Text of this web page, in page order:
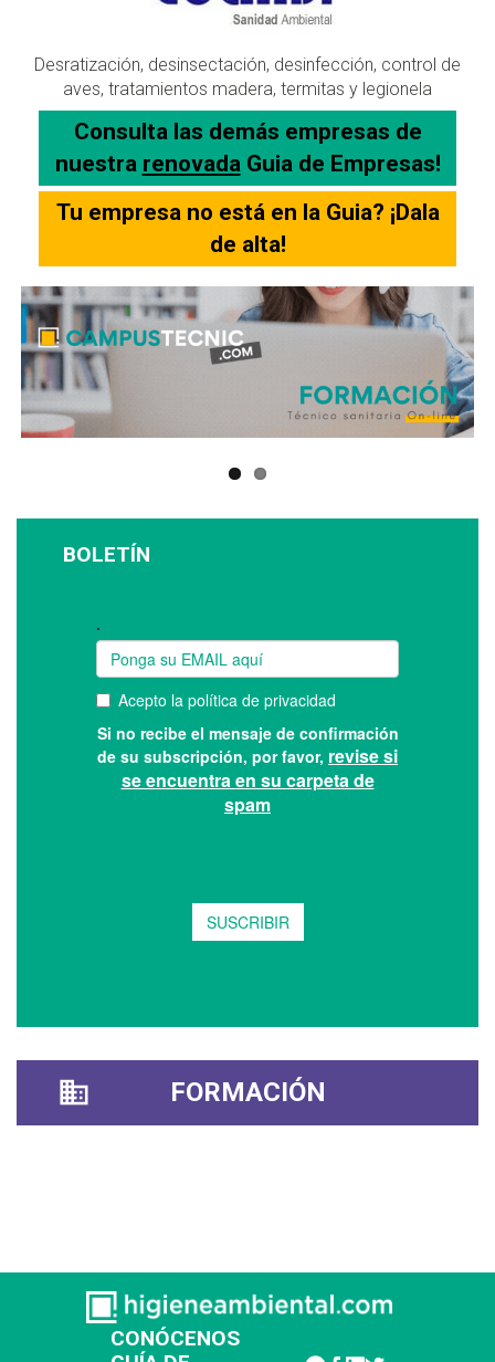
Desratización, desinsectación, desinfección, control de
aves, tratamientos madera, termitas y legionela
Consulta las demás empresas de
nuestra renovadaGuia de Empresas!
Tu empresa no está en la Guia? ¡Dala
de alta!
BOLETÍN
FORMACIÓN
CONÓCENOS